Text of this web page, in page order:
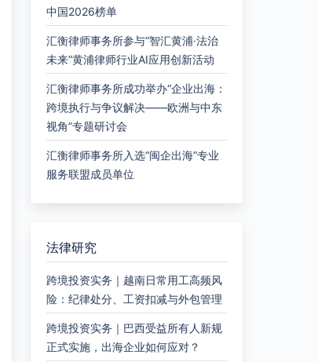
中国2026榜单
汇衡律师事务所参与“智汇黄浦·法治
未来”黄浦律师行业AI应用创新活动
汇衡律师事务所成功举办“企业出海：
跨境执行与争议解决——欧洲与中东
视角”专题研讨会
汇衡律师事务所入选“闽企出海”专业
服务联盟成员单位
法律研究
跨境投资实务｜越南日常用工高频风
险：纪律处分、工资扣减与外包管理
跨境投资实务｜巴西受益所有人新规
正式实施，出海企业如何应对？